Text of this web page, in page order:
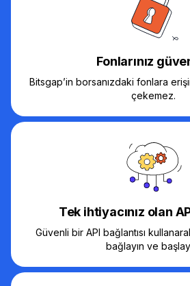
Fonlarınız
Bitsgap’in borsanızdaki fonlara
çekemez.
Tek ihtiyacınız olan
Güvenli bir API bağlantısı
bağlayın ve